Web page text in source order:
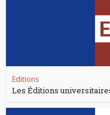
Editions
Les Éditions